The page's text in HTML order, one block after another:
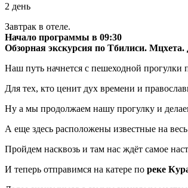
2 день
Завтрак в отеле.
Начало программы в 09:30
Обзорная экскурсия по Тбилиси.
Наш путь начнется с пешеходной прогулки
Для тех, кто ценит дух времени и
Ну а мы продолжаем нашу прогулку и
А еще здесь расположены известные на
Пройдем насквозь и там нас ждёт самое
И теперь отправимся на катере по реке